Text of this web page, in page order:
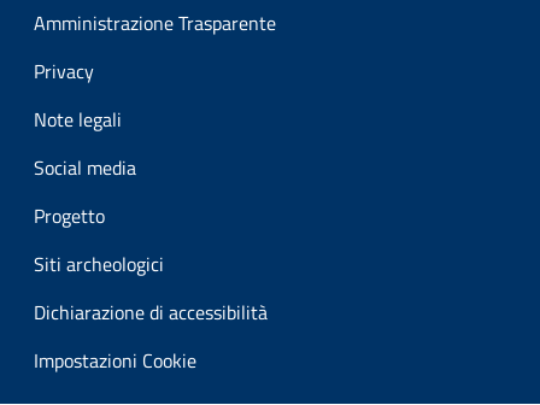
Amministrazione Trasparente
Privacy
Note legali
Social media
Progetto
Siti archeologici
Dichiarazione di accessibilità
Impostazioni Cookie